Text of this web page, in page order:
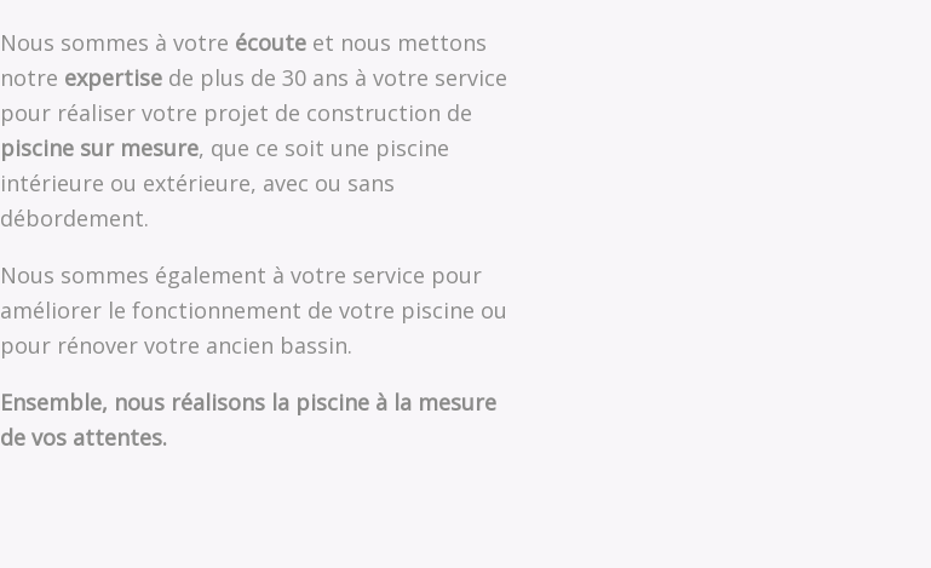
Nous sommes à votre écoute et nous mettons
notre expertise de plus de 30 ans à votre service
pour réaliser votre projet de construction de
piscine sur mesure, que ce soit une piscine
intérieure ou extérieure, avec ou sans
débordement.
Nous sommes également à votre service pour
améliorer le fonctionnement de votre piscine ou
pour rénover votre ancien bassin.
Ensemble, nous réalisons la piscine à la mesure
de vos attentes.